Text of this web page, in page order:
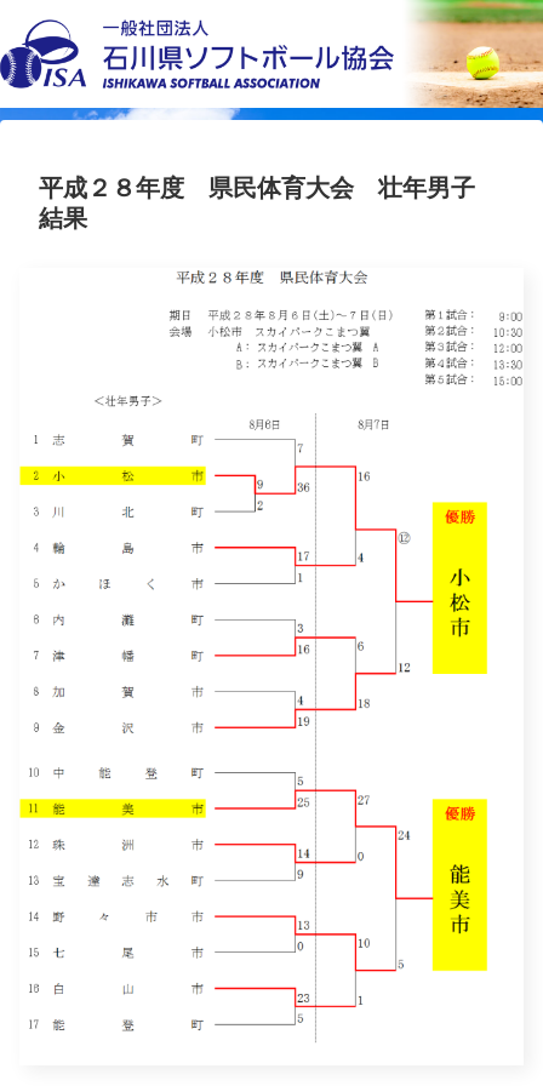
平成２８年度 県民体育大会 壮年男子
結果